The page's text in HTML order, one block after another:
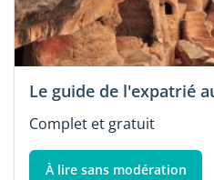
Le guide de l'expatrié
Complet et gratuit
À lire sans modération